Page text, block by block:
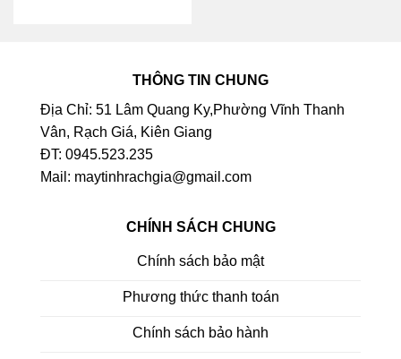
THÔNG TIN CHUNG
Địa Chỉ: 51 Lâm Quang Ky,Phường Vĩnh Thanh
Vân, Rạch Giá, Kiên Giang
ĐT: 0945.523.235
Mail: maytinhrachgia@gmail.com
CHÍNH SÁCH CHUNG
Chính sách bảo mật
Phương thức thanh toán
Chính sách bảo hành